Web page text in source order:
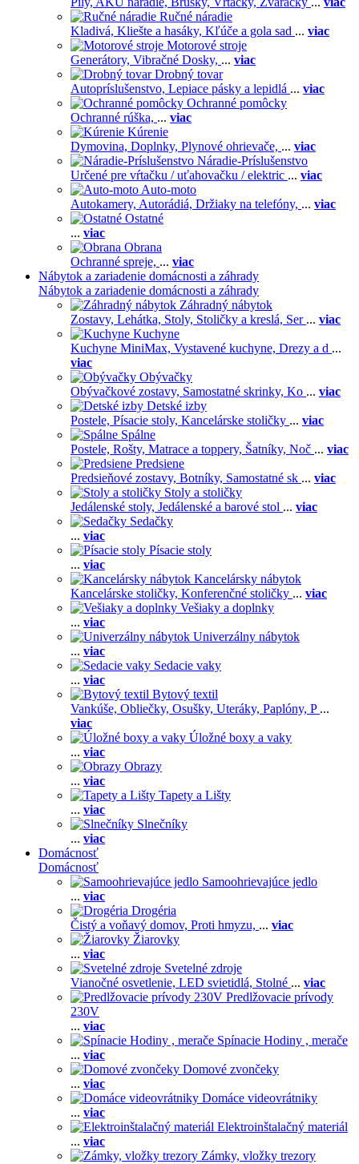
Ručné náradie
Kladivá, Kliešte a hasáky, Kľúče a gola sad ... viac
Motorové stroje
Generátory, Vibračné Dosky, ... viac
Drobný tovar
Autopríslušenstvo, Lepiace pásky a lepidlá ... viac
Ochranné pomôcky
Ochranné rúška, ... viac
Kúrenie
Dymovina, Doplnky, Plynové ohrievače, ... viac
Náradie-Príslušenstvo
Určené pre vŕtačku / uťahovačku / elektric ... viac
Auto-moto
Autokamery, Autorádiá, Držiaky na telefóny, ... viac
Ostatné
... viac
Obrana
Ochranné spreje, ... viac
Nábytok a zariadenie domácnosti a záhrady
Nábytok a zariadenie domácnosti a záhrady
Záhradný nábytok
Zostavy, Lehátka, Stoly, Stoličky a kreslá, Ser ... viac
Kuchyne
Kuchyne MiniMax, Vystavené kuchyne, Drezy a d ...
viac
Obývačky
Obývačkové zostavy, Samostatné skrinky, Ko ... viac
Detské izby
Postele, Písacie stoly, Kancelárske stoličky ... viac
Spálne
Postele, Rošty, Matrace a toppery, Šatníky, Noč ... viac
Predsiene
Predsieňové zostavy, Botníky, Samostatné sk ... viac
Stoly a stoličky
Jedálenské stoly, Jedálenské a barové stol ... viac
Sedačky
... viac
Písacie stoly
... viac
Kancelársky nábytok
Kancelárske stoličky, Konferenčné stoličky ... viac
Vešiaky a doplnky
... viac
Univerzálny nábytok
... viac
Sedacie vaky
... viac
Bytový textil
Vankúše, Obliečky, Osušky, Uteráky, Paplóny, P ...
viac
Úložné boxy a vaky
... viac
Obrazy
... viac
Tapety a Lišty
... viac
Slnečníky
... viac
Domácnosť
Domácnosť
Samoohrievajúce jedlo
... viac
Drogéria
Čistý a voňavý domov, Proti hmyzu, ... viac
Žiarovky
... viac
Svetelné zdroje
Vianočné osvetlenie, LED svietidlá, Stolné ... viac
Predlžovacie prívody
230V
... viac
Spínacie Hodiny , merače
... viac
Domové zvončeky
... viac
Domáce videovrátniky
... viac
Elektroinštalačný materiál
... viac
Zámky, vložky trezory